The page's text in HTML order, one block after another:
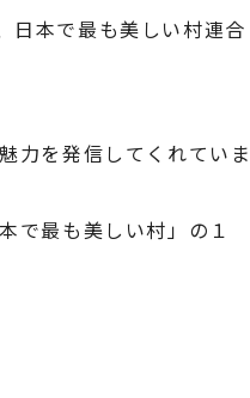
日本で最も美しい村連合
力を発信してくれていま
で最も美しい村」の１